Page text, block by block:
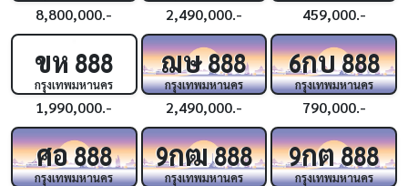
8,800,000.- 2,490,000.- 459,000.-
ขห 888
กรุงเทพมหานคร
1,990,000.-
ฌษ888
กรุงเทพมหานคร
2,490,000.-
6กบ888
กรุงเทพมหานคร
790,000.-
ศอ888
กรุงเทพมหานคร
9กฒ888
กรุงเทพมหานคร
9กต888
กรุงเทพมหานคร